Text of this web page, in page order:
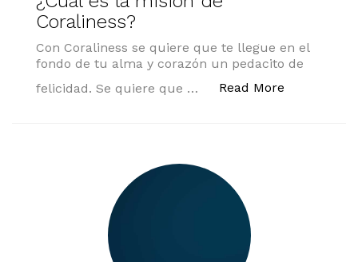
Coraliness?
Con Coraliness se quiere que te llegue en el
fondo de tu alma y corazón un pedacito de
felicidad. Se quiere que …
Read More